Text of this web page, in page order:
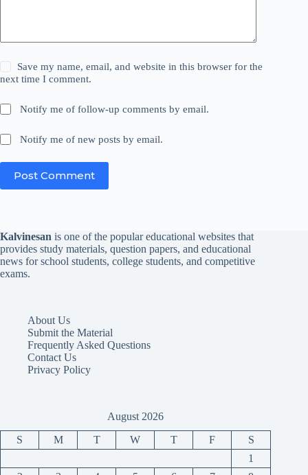
Save my name, email, and website in this browser for the
next time I comment.
Notify me of follow-up comments by email.
Notify me of new posts by email.
Post Comment
Kalvinesan is one of the popular educational websites that
provides study materials, question papers, and educational
news for school students, college students, and competitive
exams.
About Us
Submit the Material
Frequently Asked Questions
Contact Us
Privacy Policy
August 2026
S M T W T F
S
1